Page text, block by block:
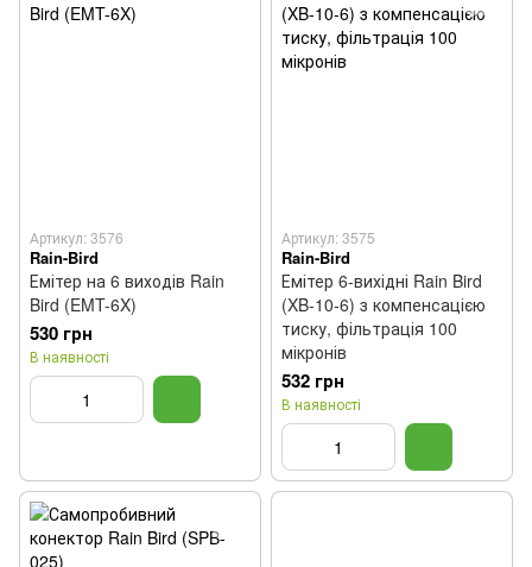
Артикул: 3576
Rain-Bird
Емітер на 6 виходів Rain
Bird (EMT-6X)
530 грн
В наявності
Артикул: 3575
Rain-Bird
Емітер 6-вихідні Rain Bird
(XB-10-6) з компенсацією
тиску, фільтрація 100
мікронів
532 грн
В наявності